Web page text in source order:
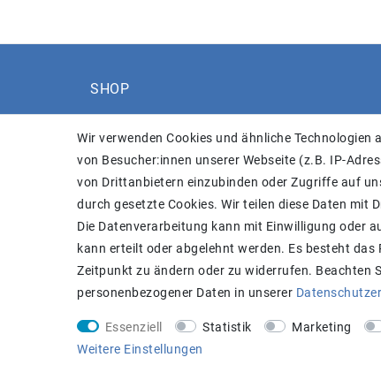
SHOP
Daten­schutz­erklärung
Wir verwenden Cookies und ähnliche
von Besucher:innen unserer Webseite (z.B. IP-
von Drittanbietern einzubinden oder Zugriffe auf
durch gesetzte Cookies. Wir teilen diese Daten mit
Die Datenverarbeitung kann mit Einwilligung oder
kann erteilt oder abgelehnt werden. Es besteht
Zeitpunkt zu ändern oder zu widerrufen. Beachten
personenbezogener Daten in unserer
Essenziell Statistik Marketing
Weitere Einstellungen
plentymarkets Template von